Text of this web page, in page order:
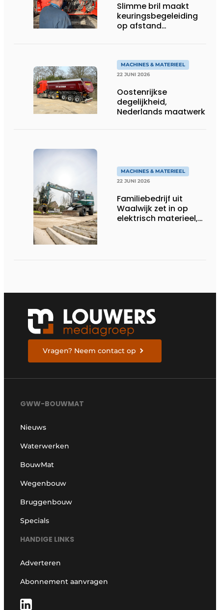
Slimme bril maakt
keuringsbegeleiding
op afstand
MACHINES & MATERIEEL
22 JUNI 2026
Oostenrijkse
degelijkheid,
Nederlands maatwerk
MACHINES & MATERIEEL
22 JUNI 2026
Familiebedrijf uit
Waalwijk zet in op
elektrisch materieel,
Vragen? Neem contact op
GWW-BOUWMAT
Nieuws
Waterwerken
BouwMat
Wegenbouw
Bruggenbouw
Specials
HANDIGE LINKS
Adverteren
Abonnement aanvragen